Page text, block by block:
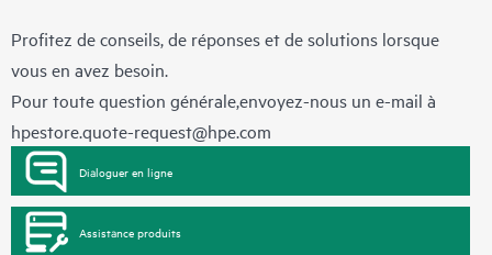
Profitez de conseils, de réponses et de solutions lorsque
vous en avez besoin.
Pour toute question générale,envoyez-nous un e-mail à
hpestore.quote-request@hpe.com
Dialoguer en ligne
Assistance produits